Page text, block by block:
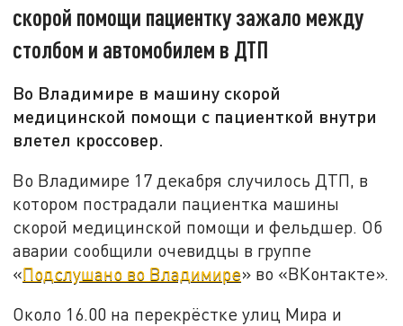
скорой помощи пациентку зажало между
столбом и автомобилем в ДТП
Во Владимире в машину скорой
медицинской помощи с пациенткой внутри
влетел кроссовер.
Во Владимире 17 декабря случилось ДТП, в
котором пострадали пациентка машины
скорой медицинской помощи и фельдшер. Об
аварии сообщили очевидцы в группе
«Подслушано во Владимире» во «ВКонтакте».
Около 16.00 на перекрёстке улиц Мира и